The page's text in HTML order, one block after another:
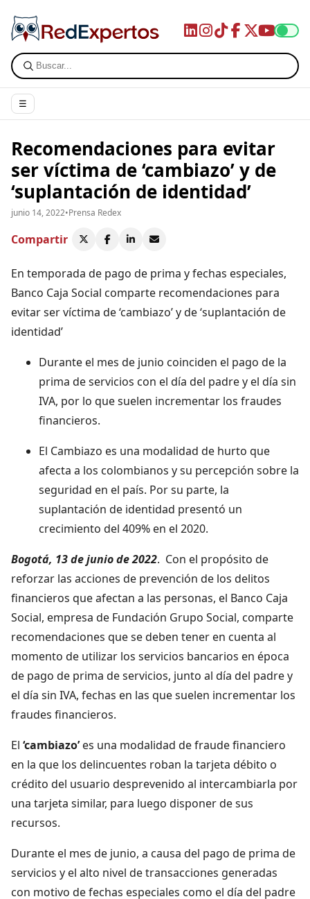
☰
Recomendaciones para evitar
ser víctima de ‘cambiazo’ y de
‘suplantación de identidad’
junio 14, 2022•Prensa Redex
Compartir
En temporada de pago de prima y fechas especiales,
Banco Caja Social comparte recomendaciones para
evitar ser víctima de ‘cambiazo’ y de ‘suplantación de
identidad’
Durante el mes de junio coinciden el pago de la
prima de servicios con el día del padre y el día sin
IVA, por lo que suelen incrementar los fraudes
financieros.
El Cambiazo es una modalidad de hurto que
afecta a los colombianos y su percepción sobre la
seguridad en el país. Por su parte, la
suplantación de identidad presentó un
crecimiento del 409% en el 2020.
Bogotá, 13 de junio de 2022. Con el propósito de
reforzar las acciones de prevención de los delitos
financieros que afectan a las personas, el Banco Caja
Social, empresa de Fundación Grupo Social, comparte
recomendaciones que se deben tener en cuenta al
momento de utilizar los servicios bancarios en época
de pago de prima de servicios, junto al día del padre y
el día sin IVA, fechas en las que suelen incrementar los
fraudes financieros.
El ‘cambiazo’es una modalidad de fraude financiero
en la que los delincuentes roban la tarjeta débito o
crédito del usuario desprevenido al intercambiarla por
una tarjeta similar, para luego disponer de sus
recursos.
Durante el mes de junio, a causa del pago de prima de
servicios y el alto nivel de transacciones generadas
con motivo de fechas especiales como el día del padre